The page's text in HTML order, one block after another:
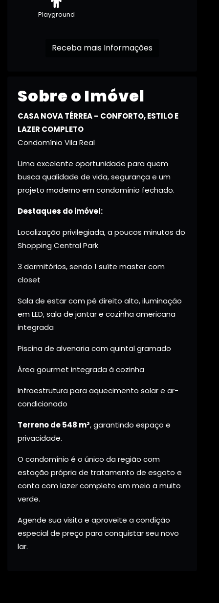
Playground
Receba mais Informações
Sobre o Imóvel
CASA NOVA TÉRREA – CONFORTO, ESTILO E
LAZER COMPLETO
Condomínio Vila Real
Uma excelente oportunidade para quem
busca qualidade de vida, segurança e um
projeto moderno em condomínio fechado.
Destaques do imóvel:
Localização privilegiada, a poucos minutos do
Shopping Central Park
3 dormitórios, sendo 1 suíte master com
closet
Sala de estar com pé direito alto, iluminação
em LED, sala de jantar e cozinha americana
integrada
Piscina de alvenaria com quintal gramado
Área gourmet integrada à cozinha
Infraestrutura para aquecimento solar e ar-
condicionado
Terreno de 548 m², garantindo espaço e
privacidade.
O condomínio é o único da região com
estação própria de tratamento de esgoto e
conta com lazer completo em meio a muito
verde.
Agende sua visita e aproveite a condição
especial de preço para conquistar seu novo
lar.